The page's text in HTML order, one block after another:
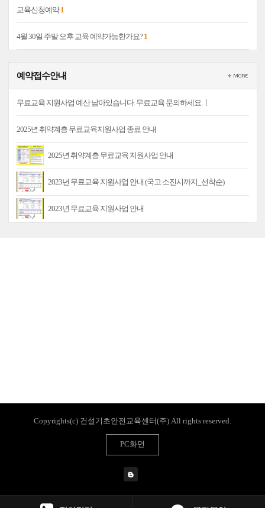
교육신청예약 1
4월 30일 주말 오후 교육 예약가능한가요? 1
예약접수안내
무료교육 지원사업 예산 남아있습니다. 무료교육 문의하세요.ㅣ
2025년 취약계층 무료교육지원사업 종료 안내
2025년 취약계층 무료교육 지원사업 안내
2023년 무료교육 지원사업 안내 (국고 소진시까지_선착순)
2023년 무료교육 지원사업 안내
Copyrights(c) 건설기초안전교육센터(주) All rights reserved.
PC화면